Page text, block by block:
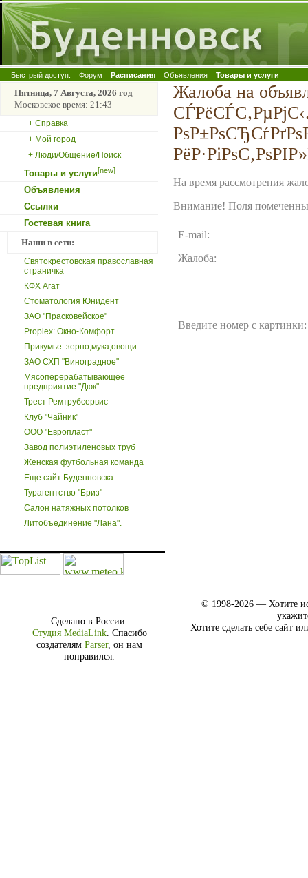
Быстрый доступ: Форум Расписания Объявления Товары и услуги
Пятница, 7 Августа, 2026 год
Московское время: 21:43
+ Справка
+ Мой город
+ Люди/Общение/Поиск
Товары и услуги[new]
Объявления
Ссылки
Гостевая книга
Наши в сети:
Святокрестовская православная
страничка
КФХ Агат
Стоматология Юнидент
ЗАО "Прасковейское"
Proplex: Окно-Комфорт
Прикумье: зерно,мука,овощи.
ЗАО СХП "Виноградное"
Мясоперерабатывающее
предприятие "Дюк"
Трест Ремтрубсервис
Клуб "Чайник"
ООО "Европласт"
Завод полиэтиленовых труб
Женская футбольная команда
Еще сайт Буденновска
Турагентство "Бриз"
Салон натяжных потолков
Литобъединение "Лана".
Жалоба на
На время рассмотрения
Внимание! Поля
E-mail:
Жалоба:
Введите номер с картинки:
Сделано в России.
Студия MediaLink. Спасибо
создателям Parser, он нам
понравился.
© 1998-2026 — Хотите
Хотите сделать себе сайт